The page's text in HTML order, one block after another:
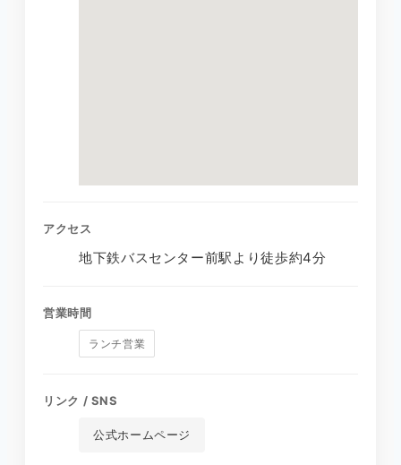
アクセス
地下鉄バスセンター前駅より徒歩約4分
営業時間
ランチ営業
リンク / SNS
公式ホームページ